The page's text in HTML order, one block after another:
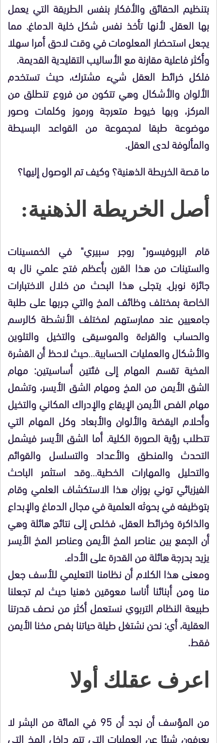
بتنظيم الحقائق والأفكار بنفس الطريقة التي يعمل
بها العقل. لأنها تأخذ نفس شكل خلية الدماغ. مما
يجعل استحضار المعلومات في وقت لاحق أمرا سهلا
وأكثر فاعلية مقارنة مع الأساليب التقليدية القديمة.
فلكل خرائط العقل شيء مشترك، حيث تستخدم
الألوان والأشكال وهي تتكون من فروع تنطلق من
المركز، وبها خيوط متعرجة ورموز وكلمات وصور
موضوعة طبقا لمجموعة من القواعد البسيطة
والمألوفة لدى العقل.
ما قصة الخريطة الذهنية؟ وكيف تم الوصول إليها؟
أصل الخريطة الذهنية:
قام البروفيسور" روجر سبيري" في الخمسينات
والستينات من هذا القرن بأعظم فتح علمي نال به
جائزة نوبل. يتجلى هذا البحث من خلال الاختبارات
الخاصة بمختلف وظائف المخ والتي جربها على طلبة
جامعيين عند ممارستهم لمختلف الأنشطة كالرسم
والحساب والقراءة والموسيقى والتخيل والتلوين
والأشكال والعمليات الحسابية…حيث لاحظ أن القشرة
المخية تقسم المهام إلى فئتين أساسيتين: مهام
الشق الأيمن من المخ ومهام الشق الأيسر، وتشمل
مهام الفص الأيمن الإيقاع والإدراك المكاني والتخيل
وأحلام اليقضة والألوان والأبعاد وكل المهام التي
تتطلب رؤية الصورة الكلية. أما الشق الأيسر فيشمل
التحدث والمنطق والأعداد والتسلسل والقوائم
والتحليل والمهارات الخطية…وقد استثمر الباحث
الفيزيائي توني بوزان هذا الاستكشاف العلمي وقام
بتوظيفه في بحوثه العلمية في مجال الدماغ والإبداع
والذاكرة وخرائط العقل، فخلص إلى نتائج هائلة وهي
أن الجمع بين عناصر المخ الأيمن وعناصر المخ الأيسر
يزيد بدرجة هائلة من القدرة على الأداء.
ومعنى هذا الكلام أن نظامنا التعليمي للأسف جعل
منا ومن أبنائنا أناسا معوقين ذهنيا حيث لم تجعلنا
طبيعة النظام التربوي نستعمل أكثر من نصف قدرتنا
العقلية، أي: نحن نشتغل طيلة حياتنا بفص مخنا الأيمن
فقط.
اعرف عقلك أولا
من المؤسف أن نجد أن 95 في المائة من البشر لا
يعرفون شيئا عن العمليات التي تتم داخل المخ التي